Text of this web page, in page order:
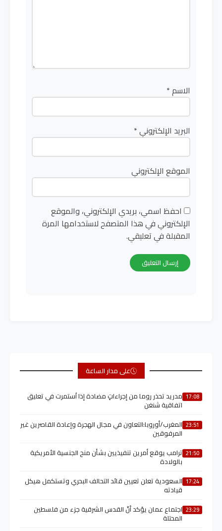
الاسم*
البريد الإلكتروني*
الموقع الإلكتروني
احفظ اسمي، بريدي الإلكتروني، والموقع
الإلكتروني في هذا المتصفح لاستخدامها المرة
المقبلة في تعليقي.
على مدار الساعة
17:08 مدريد تحذر روما من إجراءاتٍ مضادة إذا اُستمرت في تعليق
اتفاقية شنغن
23:51 المغرب/أوروبا:التعاون في مجال الهجرة وإعادة القاصرين غير
المرفوقين
21:50 ترامب يوقع أمرين تنفيذيين بشأن منح الجنسية الأمريكية
بالولادة
17:24 السعودية تعلن تعيين قائد التحالف البحري وتستكمل هيكل
قيادته
23:29 اجتماع عمان يؤكد أنّ القدس الشرقية جزء من فلسطين
المحتلة